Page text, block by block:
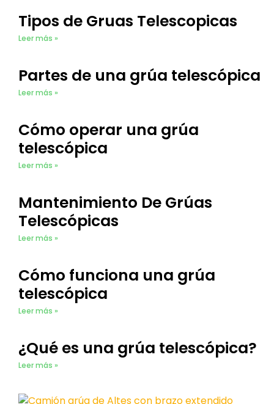
Tipos de Gruas Telescopicas​
Leer más »
Partes de una grúa telescópica
Leer más »
Cómo operar una grúa
telescópica
Leer más »
Mantenimiento De Grúas
Telescópicas
Leer más »
Cómo funciona una grúa
telescópica
Leer más »
¿Qué es una grúa telescópica?
Leer más »